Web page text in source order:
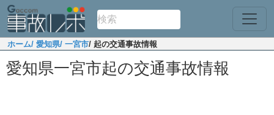
ホーム/ 愛知県/ 一宮市/ 起の交通事故情報
愛知県一宮市起の交通事故情報